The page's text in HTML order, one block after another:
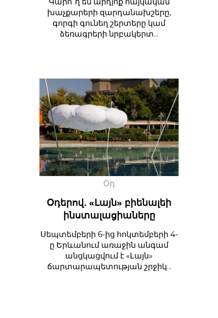
խաչքարերի զարդանախշերը,
գորգի գունեղ շերտերը կամ
ձեռագրերի նրբակերտ...
Օդ
Օդերով․ «Լայն» բիենալեի
ինստալացիաները
Սեպտեմբերի 6-ից հոկտեմբերի 4-
ը Երևանում առաջին անգամ
անցկացվում է «Լայն»
ճարտարապետության շրջիկ...